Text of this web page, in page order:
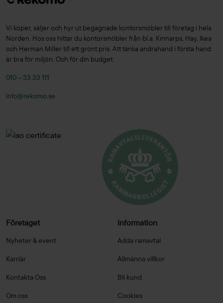
Vi köper, säljer och hyr ut begagnade kontorsmöbler till företag i hela
Norden. Hos oss hittar du kontorsmöbler från bl.a. Kinnarps, Hay, Ikea
och Herman Miller till ett grönt pris. Att tänka andrahand i första hand
är bra för miljön. Och för din budget.
010 – 33 33 111
info@rekomo.se
Företaget
Nyheter & event
Karriär
Kontakta Oss
Om oss
Information
Adda ramavtal
Allmänna villkor
Bli kund
Cookies